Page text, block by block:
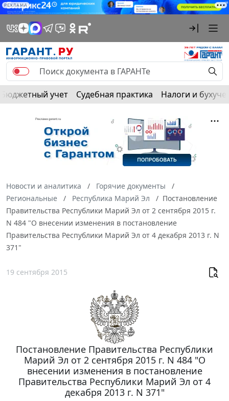
РЕКЛАМА
Бюджетный учет Судебная практика Налоги и
Новости и аналитика
Горячие документы
Региональные
Республика Марий Эл
Постановление
Правительства Республики Марий Эл от 2 сентября 2015 г.
N 484 "О внесении изменения в постановление
Правительства Республики Марий Эл от 4 декабря 2013 г. N
371"
19 сентября 2015
Постановление Правительства Республики
Марий Эл от 2 сентября 2015 г. N 484 "О
внесении изменения в постановление
Правительства Республики Марий Эл от 4
декабря 2013 г. N 371"